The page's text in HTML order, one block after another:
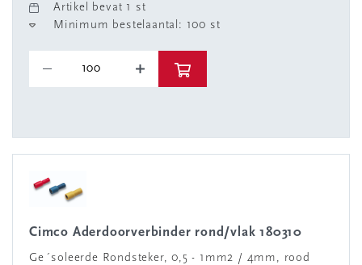
Artikel bevat 1 st
Minimum bestelaantal: 100 st
Cimco Aderdoorverbinder rond/vlak 180310
Ge´soleerde Rondsteker, 0,5 - 1mm2 / 4mm, rood